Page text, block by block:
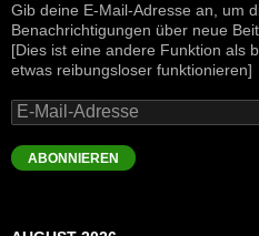
Gib deine E-Mail-Adresse an, um
Benachrichtigungen über neue
[Dies ist eine andere Funktion als
etwas reibungsloser funktionieren]
E-
Mail-
Adresse
ABONNIEREN